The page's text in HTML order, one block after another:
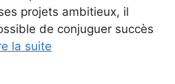
projets ambitieux, il
de conjuguer succès
la suite